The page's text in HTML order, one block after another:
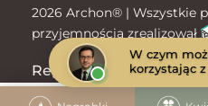
W czym
korzystając
2026 Archon® | Wszystkie
przyjemnością zrealizował
Regulamin sklepu